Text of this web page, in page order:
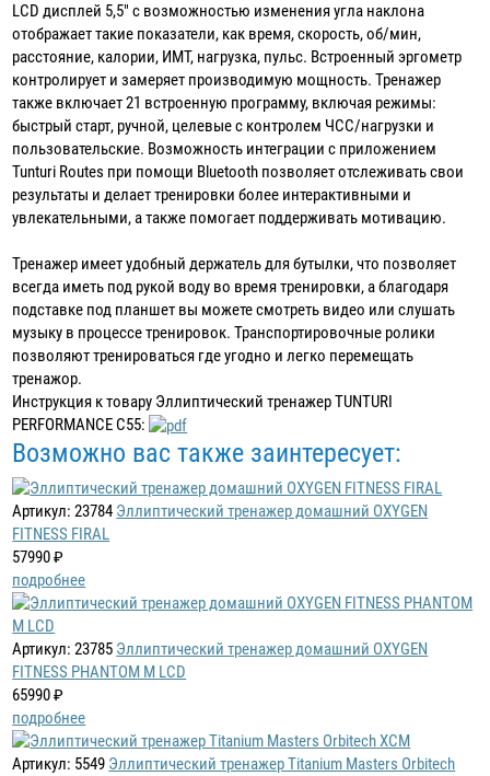
LCD дисплей 5,5" с возможностью изменения угла наклона
отображает такие показатели, как время, скорость, об/мин,
расстояние, калории, ИМТ, нагрузка, пульс. Встроенный эргометр
контролирует и замеряет производимую мощность. Тренажер
также включает 21 встроенную программу, включая режимы:
быстрый старт, ручной, целевые с контролем ЧСС/нагрузки и
пользовательские. Возможность интеграции с приложением
Tunturi Routes при помощи Bluetooth позволяет отслеживать свои
результаты и делает тренировки более интерактивными и
увлекательными, а также помогает поддерживать мотивацию.
Тренажер имеет удобный держатель для бутылки, что позволяет
всегда иметь под рукой воду во время тренировки, а благодаря
подставке под планшет вы можете смотреть видео или слушать
музыку в процессе тренировок. Транспортировочные ролики
позволяют тренироваться где угодно и легко перемещать
тренажор.
Инструкция к товару Эллиптический тренажер TUNTURI
PERFORMANCE C55:
Возможно вас также заинтересует:
Артикул: 23784 Эллиптический тренажер домашний OXYGEN
FITNESS FIRAL
57990 ₽
подробнее
Артикул: 23785 Эллиптический тренажер домашний OXYGEN
FITNESS PHANTOM M LCD
65990 ₽
подробнее
Артикул: 5549 Эллиптический тренажер Titanium Masters Orbitech